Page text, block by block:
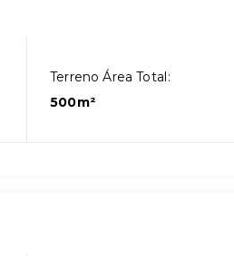
Terreno Área Total:
500m²